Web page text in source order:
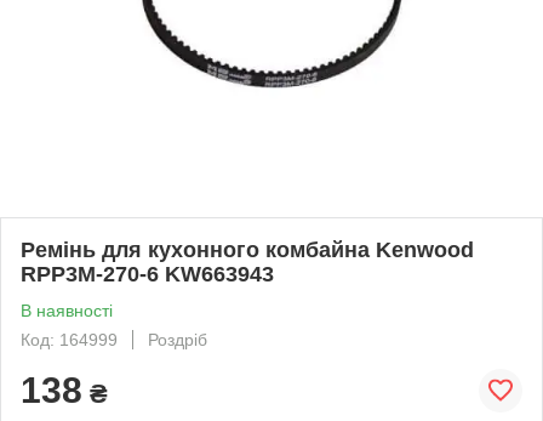
Ремінь для кухонного комбайна Kenwood
RPP3M-270-6 KW663943
В наявності
Код: 164999
Роздріб
138 ₴